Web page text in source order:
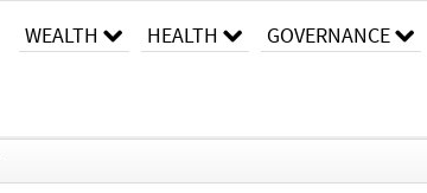
WEALTH HEALTH GOVERNANCE